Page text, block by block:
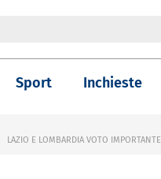
Sport Inchieste
LAZIO E LOMBARDIA VOTO IMPORTANTE